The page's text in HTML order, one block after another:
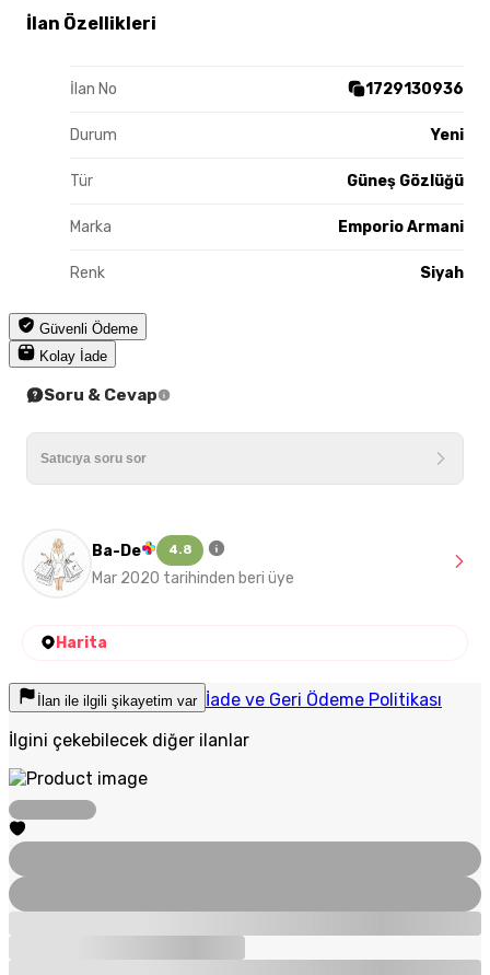
İlan Özellikleri
İlan No 1729130936
Durum Yeni
Tür Güneş Gözlüğü
Marka Emporio Armani
Renk Siyah
Güvenli Ödeme
Kolay İade
Soru & Cevap
Ba-De 4.8
Mar 2020 tarihinden beri üye
Harita
İlan ile ilgili şikayetim var İade ve Geri Ödeme Politikası
İlgini çekebilecek diğer ilanlar